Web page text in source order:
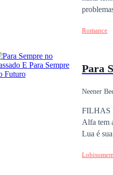
Romance
Para
Neener
FILHAS
Alfa tem
Lua é
que Kas